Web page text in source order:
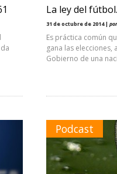
La ley del
31 de octubre de 2014 |
Es práctica común
gana las
Gobierno de una
Podcast